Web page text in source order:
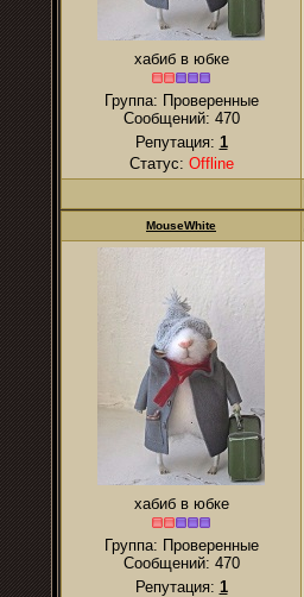
хабиб в юбке
Группа: Проверенные
Сообщений: 470
Репутация: 1
Статус: Offline
MouseWhite
хабиб в юбке
Группа: Проверенные
Сообщений: 470
Репутация: 1